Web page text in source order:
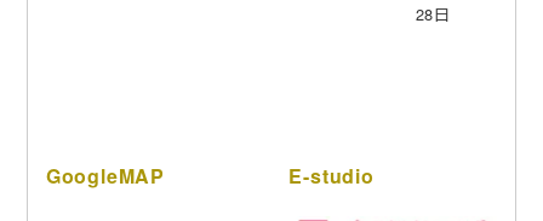
28日
GoogleMAP E-studio